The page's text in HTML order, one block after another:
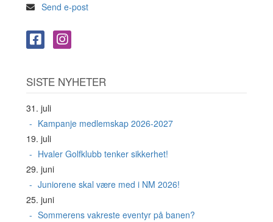
Send e-post
SISTE NYHETER
31. juli
Kampanje medlemskap 2026-2027
19. juli
Hvaler Golfklubb tenker sikkerhet!
29. juni
Juniorene skal være med i NM 2026!
25. juni
Sommerens vakreste eventyr på banen?